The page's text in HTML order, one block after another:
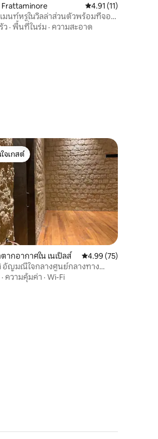
28 รีวิว
Frattaminore คะแนนเฉลี่ย 4.91 จาก
4.91 (11)
มนท์หรูในวิลล่าส่วนตัวพร้อมที่จอด
ว · พื้นที่ในร่ม · ความสะอาด
5, 54 รีวิว
เกสต์ที่สุด
จเกสต์
ากอากาศใน เนเปิลส์ คะแนนเฉลี่ย 4.99 จาก
4.99 (75)
าสตร์
· ความคุ้มค่า · Wi-Fi